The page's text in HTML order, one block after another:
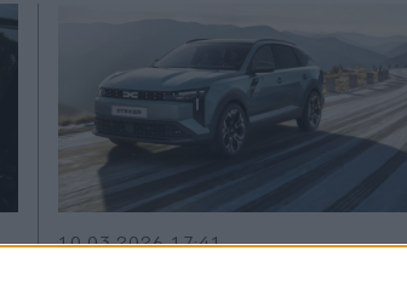
10.03.2026 17:41